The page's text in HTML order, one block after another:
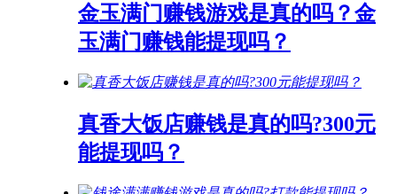
金玉满门赚钱游戏是真的吗？金
玉满门赚钱能提现吗？
真香大饭店赚钱是真的吗?300元
能提现吗？